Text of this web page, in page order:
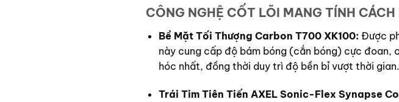
CÔNG NGHỆ CỐT LÕI MANG TÍNH CÁCH
Bề Mặt Tối Thượng Carbon T700 XK100: Được
này cung cấp độ bám bóng (cắn bóng) cực
hóc nhất, đồng thời duy trì độ bền bỉ vượt thời gian.
Trái Tim Tiên Tiến AXEL Sonic-Flex Synapse